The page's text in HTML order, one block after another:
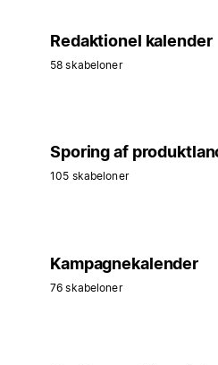
Redaktionel kalender
58 skabeloner
Sporing af
105 skabeloner
Kampagnekalender
76 skabeloner